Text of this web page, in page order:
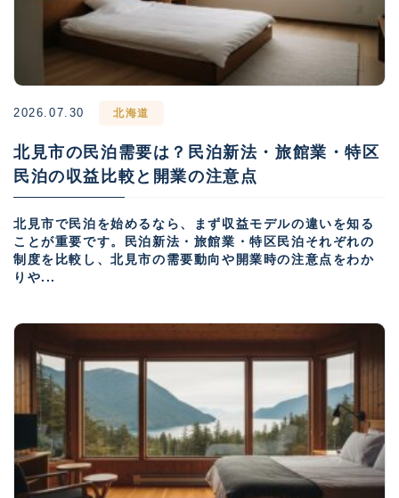
2026.07.30 北海道
北見市の民泊需要は？民泊新法・旅館業・特区
民泊の収益比較と開業の注意点
北見市で民泊を始めるなら、まず収益モデルの違いを知る
ことが重要です。民泊新法・旅館業・特区民泊それぞれの
制度を比較し、北見市の需要動向や開業時の注意点をわか
りや...